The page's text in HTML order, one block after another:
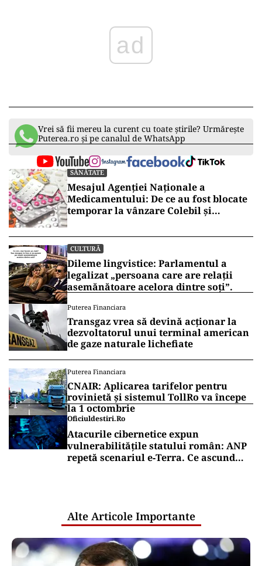
ad
Vrei să fii mereu la curent cu toate știrile? Urmărește
Puterea.ro și pe canalul de WhatsApp
SĂNĂTATE
Mesajul Agenției Naționale a
Medicamentului: De ce au fost blocate
temporar la vânzare Colebil și
CULTURĂ
Dileme lingvistice: Parlamentul a
legalizat „persoana care are relații
asemănătoare acelora dintre soți”.
Puterea Financiara
Transgaz vrea să devină acționar la
dezvoltatorul unui terminal american
de gaze naturale lichefiate
Puterea Financiara
CNAIR: Aplicarea tarifelor pentru
rovinietă și sistemul TollRo va începe
la 1 octombrie
Oficiuldestiri.ro
Atacurile cibernetice expun
vulnerabilitățile statului român: ANP
repetă scenariul e‑Terra. Ce ascund
Alte Articole Importante